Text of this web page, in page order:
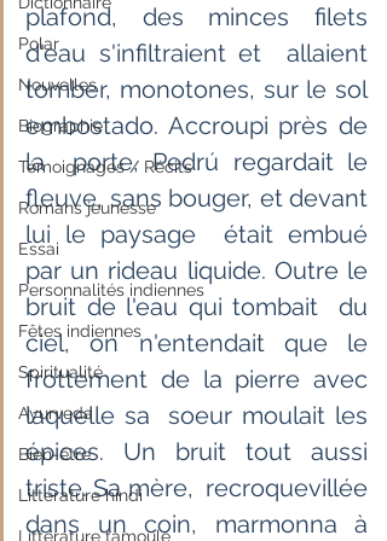
Polar
Nouvelles
Biographie
Témoignages / Récits
Romans jeunesse
Essai
Personnalités indiennes
Fêtes indiennes
Spiritualité
Ayurveda
Bien-être
Littérature hindi
Littérature tamoule
plafond, des minces filets
d'eau s'infiltraient et  allaient
tomber, monotones, sur le sol
embostado. Accroupi près de
la  porte, Pedrú regardait le
fleuve, sans bouger, et devant
lui le paysage  était embué
par un rideau liquide. Outre le
bruit de l'eau qui tombait  du
ciel, on n'entendait que le
frottement de la pierre avec
laquelle sa  soeur moulait les
épices. Un bruit tout aussi
triste. Sa mère,  recroquevillée
dans un coin, marmonna à